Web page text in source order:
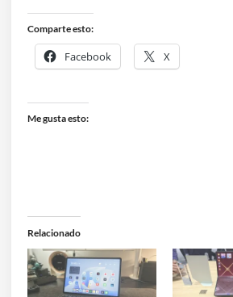
Comparte esto:
Facebook X
Me gusta esto:
Relacionado